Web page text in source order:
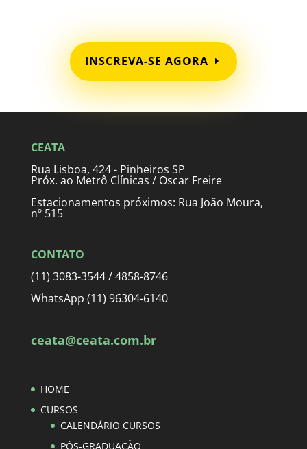
INSCREVA-SE AGORA
CEATA
Rua Lisboa, 424 - Pinheiros SP
Próx. ao Metrô Clínicas / Oscar Freire
Estacionamentos próximos: Rua João Moura,
nº 515
CONTATO
(11) 3083-3544 / 4858-8746
WhatsApp (11) 96304-6140
ceata@ceata.com.br
HOME
CURSOS
CALENDÁRIO CURSOS
PÓS-GRADUAÇÃO